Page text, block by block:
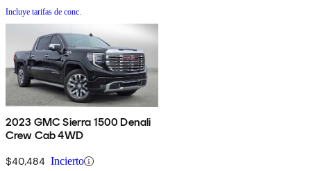
Incluye tarifas de conc.
2023 GMC Sierra 1500 Denali
Crew Cab 4WD
$40,484 Incierto